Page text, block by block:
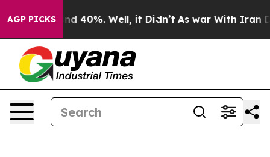
AGP PICKS
Around 40%. Well, it Didn’t As war With Iran